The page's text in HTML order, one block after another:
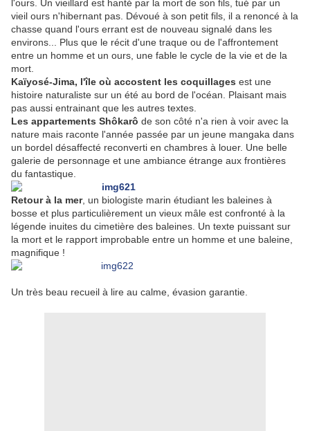
l'ours. Un vieillard est hanté par la mort de son fils, tué par un
vieil ours n'hibernant pas. Dévoué à son petit fils, il a renoncé à la
chasse quand l'ours errant est de nouveau signalé dans les
environs... Plus que le récit d'une traque ou de l'affrontement
entre un homme et un ours, une fable le cycle de la vie et de la
mort.
Kaïyosé-Jima, l'île où accostent les coquillages est une
histoire naturaliste sur un été au bord de l'océan. Plaisant mais
pas aussi entrainant que les autres textes.
Les appartements Shôkarô de son côté n'a rien à voir avec la
nature mais raconte l'année passée par un jeune mangaka dans
un bordel désaffecté reconverti en chambres à louer. Une belle
galerie de personnage et une ambiance étrange aux frontières
du fantastique.
Retour à la mer, un biologiste marin étudiant les baleines à
bosse et plus particulièrement un vieux mâle est confronté à la
légende inuites du cimetière des baleines. Un texte puissant sur
la mort et le rapport improbable entre un homme et une baleine,
magnifique !
Un très beau recueil à lire au calme, évasion garantie.